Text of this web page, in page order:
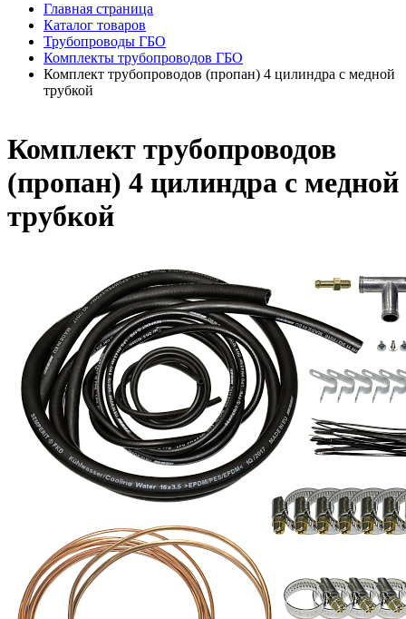
Главная страница
Каталог товаров
Трубопроводы ГБО
Комплекты трубопроводов ГБО
Комплект трубопроводов (пропан) 4 цилиндра с медной
трубкой
Комплект трубопроводов
(пропан) 4 цилиндра с медной
трубкой